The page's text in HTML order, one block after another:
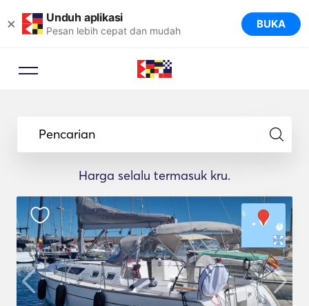
× Unduh aplikasi
Pesan lebih cepat dan mudah BUKA
Pencarian
Harga selalu termasuk kru.